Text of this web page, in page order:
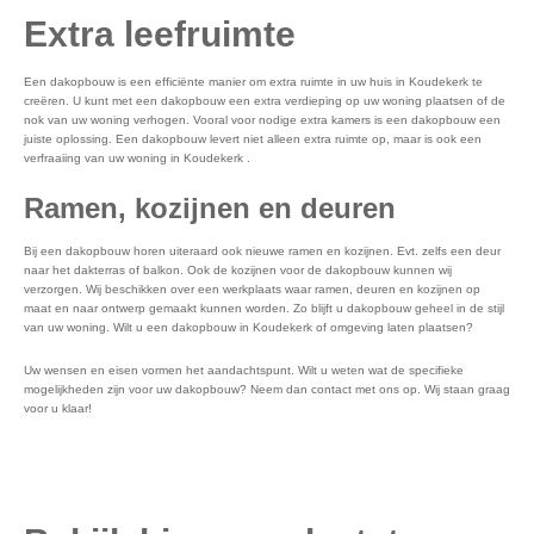
Extra leefruimte
Een dakopbouw is een efficiënte manier om extra ruimte in uw huis in Koudekerk te
creëren. U kunt met een dakopbouw een extra verdieping op uw woning plaatsen of de
nok van uw woning verhogen. Vooral voor nodige extra kamers is een dakopbouw een
juiste oplossing. Een dakopbouw levert niet alleen extra ruimte op, maar is ook een
verfraaiing van uw woning in Koudekerk .
Ramen, kozijnen en deuren
Bij een dakopbouw horen uiteraard ook nieuwe ramen en kozijnen. Evt. zelfs een deur
naar het dakterras of balkon. Ook de kozijnen voor de dakopbouw kunnen wij
verzorgen. Wij beschikken over een werkplaats waar ramen, deuren en kozijnen op
maat en naar ontwerp gemaakt kunnen worden. Zo blijft u dakopbouw geheel in de stijl
van uw woning. Wilt u een dakopbouw in Koudekerk of omgeving laten plaatsen?
Uw wensen en eisen vormen het aandachtspunt. Wilt u weten wat de specifieke
mogelijkheden zijn voor uw dakopbouw? Neem dan contact met ons op. Wij staan graag
voor u klaar!